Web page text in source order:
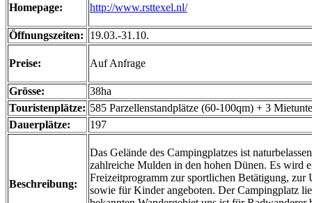
Homepage: http://www.rsttexel.nl/
Öffnungszeiten: 19.03.-31.10.
Preise: Auf Anfrage
Grösse:
38ha
Touristenplätze: 585 Parzellenstandplätze (60-100qm) + 3
Dauerplätze:
197
Beschreibung:
Das Gelände des Campingplatzes ist
zahlreiche Mulden in den hohen Dünen. Es wird
Freizeitprogramm zur sportlichen Betätigung, zur
sowie für Kinder angeboten. Der Campingplatz